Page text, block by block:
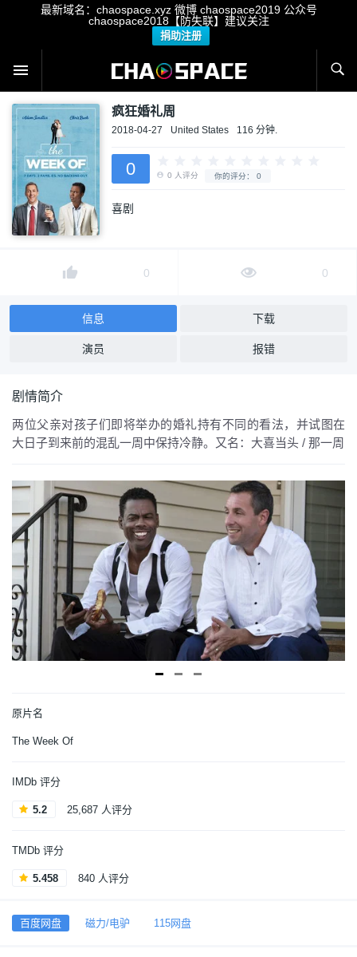
最新域名：chaospace.xyz 微博 chaospace2019 公众号
chaospace2018【防失联】建议关注
捐助注册
疯狂婚礼周
2018-04-27 United States 116 分钟.
喜剧
0 0
信息 下载
演员 报错
剧情简介
两位父亲对孩子们即将举办的婚礼持有不同的看法，并试图在
大日子到来前的混乱一周中保持冷静。又名：大喜当头 / 那一周
原片名
The Week Of
IMDb 评分
5.2 25,687 人评分
TMDb 评分
5.458 840 人评分
百度网盘 磁力/电驴 115网盘